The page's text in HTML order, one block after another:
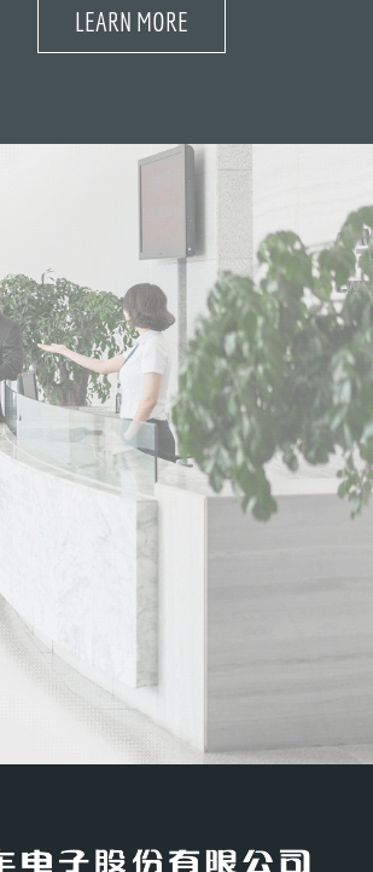
LEARN MORE